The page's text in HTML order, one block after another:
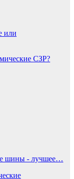
СЗР?
шины - лучшее…